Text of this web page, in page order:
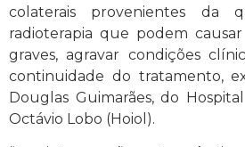
colaterais provenientes da
radioterapia que podem causar
graves, agravar condições
continuidade do tratamento,
Douglas Guimarães, do
Octávio Lobo (Hoiol).